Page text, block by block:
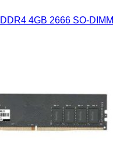
4GB 2666 SO-DIMM